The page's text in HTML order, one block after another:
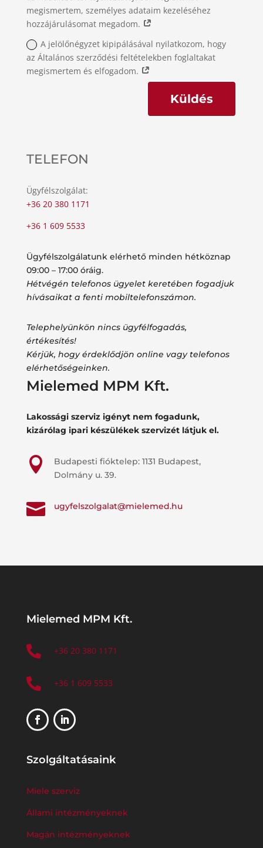
megismertem, személyes adataim kezeléséhez
hozzájárulásomat megadom.
A jelölőnégyzet kipipálásával nyilatkozom, hogy
az Általános szerződési feltételekben foglaltakat
megismertem és elfogadom.
Küldés
TELEFON
Ügyfélszolgálat:
+36 20 380 1171
+36 1 609 5533
Ügyfélszolgálatunk elérhető minden hétköznap
09:00 – 17:00 óráig.
Hétvégén telefonos ügyelet keretében fogadjuk
hívásaikat a fenti mobiltelefonszámon.
Telephelyünkön nincs ügyfélfogadás,
értékesítés!
Kérjük, hogy érdeklődjön online vagy telefonos
elérhetőségeinken.
Mielemed MPM Kft.
Lakossági szerviz igényt nem fogadunk,
kizárólag ipari készülékek szervizét látjuk el.

Budapesti fióktelep: 1131 Budapest,
Dolmány u. 39.
 ugyfelszolgalat@mielemed.hu
Mielemed MPM Kft.
 +36 20 380 1171
 +36 1 609 5533
Szolgáltatásaink
Miele szerviz
Állami intézményeknek
Magán intézményeknek